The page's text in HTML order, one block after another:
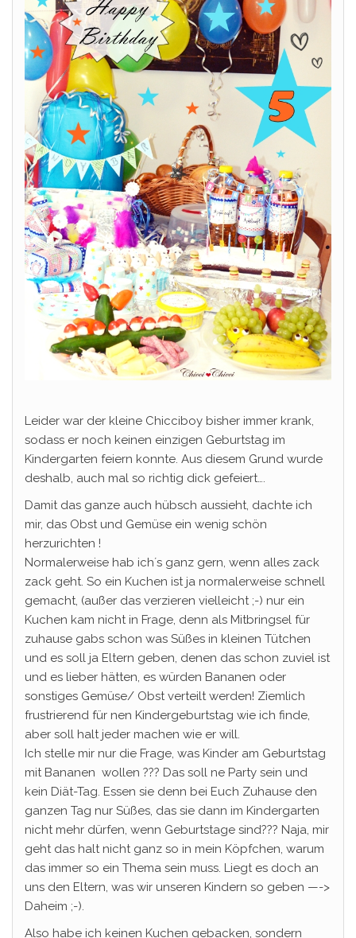
Leider war der kleine Chicciboy bisher immer krank,
sodass er noch keinen einzigen Geburtstag im
Kindergarten feiern konnte. Aus diesem Grund wurde
deshalb, auch mal so richtig dick gefeiert….
Damit das ganze auch hübsch aussieht, dachte ich
mir, das Obst und Gemüse ein wenig schön
herzurichten !
Normalerweise hab ich´s ganz gern, wenn alles zack
zack geht. So ein Kuchen ist ja normalerweise schnell
gemacht, (außer das verzieren vielleicht ;-) nur ein
Kuchen kam nicht in Frage, denn als Mitbringsel für
zuhause gabs schon was Süßes in kleinen Tütchen
und es soll ja Eltern geben, denen das schon zuviel ist
und es lieber hätten, es würden Bananen oder
sonstiges Gemüse/ Obst verteilt werden! Ziemlich
frustrierend für nen Kindergeburtstag wie ich finde,
aber soll halt jeder machen wie er will.
Ich stelle mir nur die Frage, was Kinder am Geburtstag
mit Bananen wollen ??? Das soll ne Party sein und
kein Diät-Tag. Essen sie denn bei Euch Zuhause den
ganzen Tag nur Süßes, das sie dann im Kindergarten
nicht mehr dürfen, wenn Geburtstage sind??? Naja, mir
geht das halt nicht ganz so in mein Köpfchen, warum
das immer so ein Thema sein muss. Liegt es doch an
uns den Eltern, was wir unseren Kindern so geben —->
Daheim ;-).
Also habe ich keinen Kuchen gebacken, sondern